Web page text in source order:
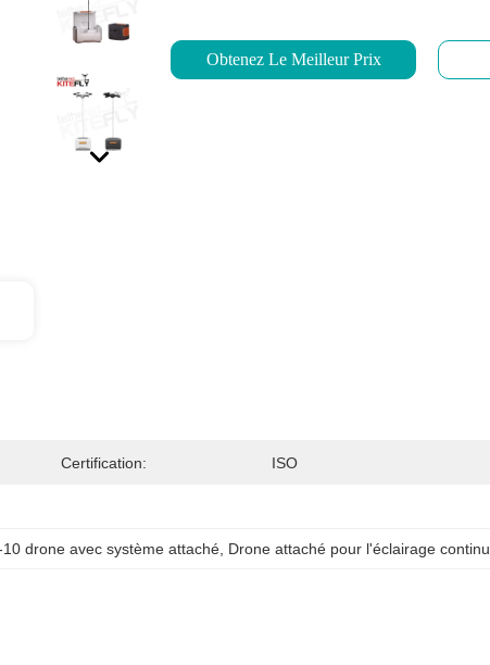
Obtenez Le Meilleur Prix
Certification: ISO
10 drone avec système attaché Drone attaché pour l'éclairage continu